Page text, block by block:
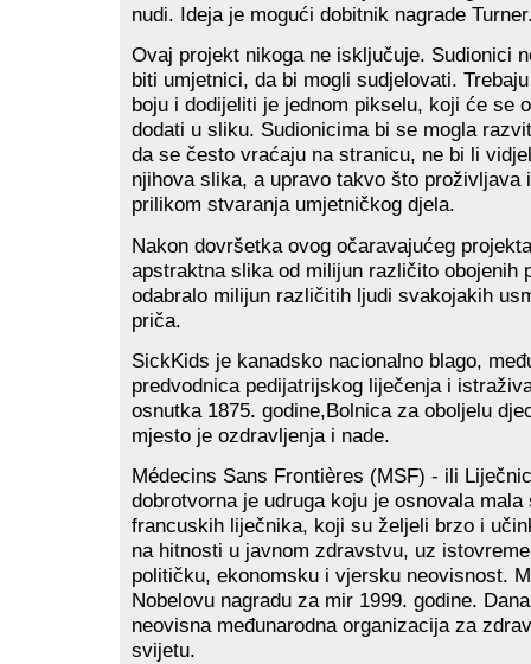
nudi. Ideja je mogući dobitnik nagrade
Ovaj projekt nikoga ne isključuje. Sudionici
biti umjetnici, da bi mogli sudjelovati.
boju i dodijeliti je jednom pikselu, koji će se
dodati u sliku. Sudionicima bi se mogla
da se često vraćaju na stranicu, ne bi li
njihova slika, a upravo takvo što proživljava
prilikom stvaranja umjetničkog djela.
Nakon dovršetka ovog očaravajućeg
apstraktna slika od milijun različito obojenih
odabralo milijun različitih ljudi svakojakih
priča.
SickKids je kanadsko nacionalno blago,
predvodnica pedijatrijskog liječenja i
osnutka 1875. godine,Bolnica za oboljelu
mjesto je ozdravljenja i nade.
Médecins Sans Frontières (MSF) - ili
dobrotvorna je udruga koju je osnovala mala
francuskih liječnika, koji su željeli brzo i
na hitnosti u javnom zdravstvu, uz
političku, ekonomsku i vjersku neovisnost.
Nobelovu nagradu za mir 1999. godine.
neovisna međunarodna organizacija za
svijetu.